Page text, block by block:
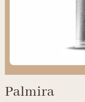
Palmira